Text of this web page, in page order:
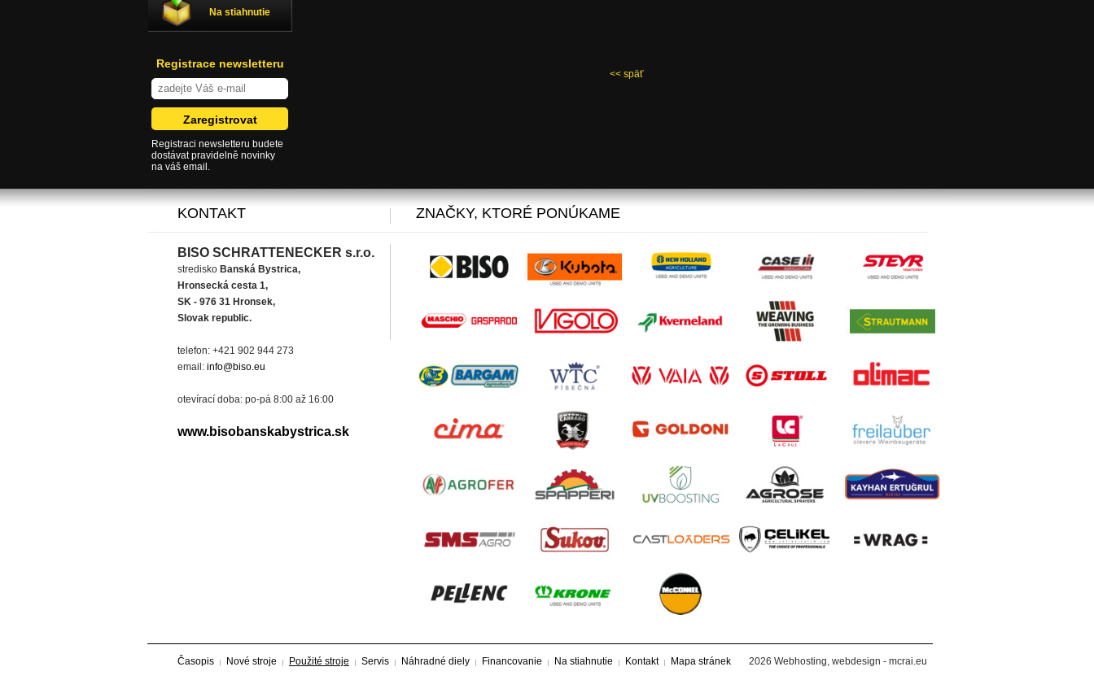
<< späť
Na stiahnutie
Registrace newsletteru
Registraci newsletteru budete
dostávat pravidelně novinky
na váš email.
KONTAKT
BISO SCHRATTENECKER s.r.o.
stredisko Banská Bystrica,
Hronsecká cesta 1,
SK - 976 31 Hronsek,
Slovak republic.
telefon: +421 902 944 273
email: info@biso.eu
otevírací doba: po-pá 8:00 až 16:00
www.bisobanskabystrica.sk
ZNAČKY, KTORÉ PONÚKAME
Časopis Nové stroje Použité stroje Servis Náhradné diely Financovanie Na stiahnutie Kontakt Mapa stránek 2026 Webhosting, webdesign - mcrai.eu